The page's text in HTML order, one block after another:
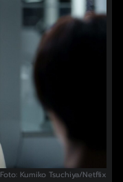
Foto: Kumiko Tsuchiya/Netflix